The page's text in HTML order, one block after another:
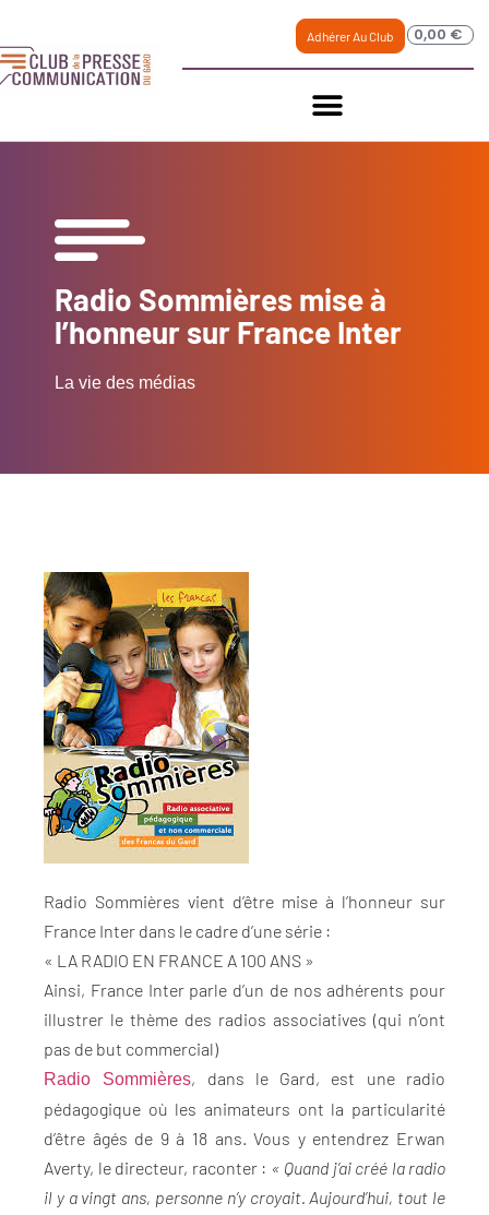
Adhérer Au Club 0,00 €
Radio Sommières mise à
l’honneur sur France Inter
La vie des médias
Radio Sommières vient d’être mise à l’honneur sur
France Inter dans le cadre d’une série :
« LA RADIO EN FRANCE A 100 ANS »
Ainsi, France Inter parle d’un de nos adhérents pour
illustrer le thème des radios associatives (qui n’ont
pas de but commercial)
Radio Sommières, dans le Gard, est une radio
pédagogique où les animateurs ont la particularité
d’être âgés de 9 à 18 ans. Vous y entendrez Erwan
Averty, le directeur, raconter : « Quand j’ai créé la radio
il y a vingt ans, personne n’y croyait. Aujourd’hui, tout le